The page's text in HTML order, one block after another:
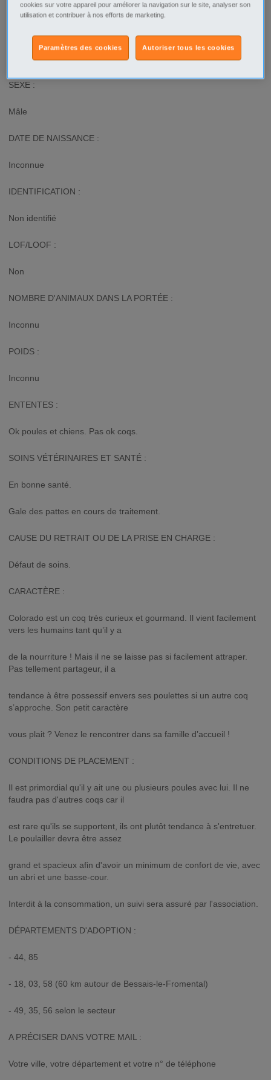
La Chapelle Basse Mer - 44450
Description
SEXE :
Mâle
DATE DE NAISSANCE :
Inconnue
IDENTIFICATION :
Non identifié
LOF/LOOF :
Non
NOMBRE D'ANIMAUX DANS LA PORTÉE :
Inconnu
POIDS :
Inconnu
ENTENTES :
Ok poules et chiens. Pas ok coqs.
SOINS VÉTÉRINAIRES ET SANTÉ :
En bonne santé.
Gale des pattes en cours de traitement.
CAUSE DU RETRAIT OU DE LA PRISE EN CHARGE :
Défaut de soins.
CARACTÈRE :
Colorado est un coq très curieux et gourmand. Il vient facilement
vers les humains tant qu’il y a
de la nourriture ! Mais il ne se laisse pas si facilement attraper.
Pas tellement partageur, il a
tendance à être possessif envers ses poulettes si un autre coq
s’approche. Son petit caractère
vous plait ? Venez le rencontrer dans sa famille d’accueil !
CONDITIONS DE PLACEMENT :
Il est primordial qu'il y ait une ou plusieurs poules avec lui. Il ne
faudra pas d'autres coqs car il
est rare qu'ils se supportent, ils ont plutôt tendance à s'entretuer.
Le poulailler devra être assez
grand et spacieux afin d'avoir un minimum de confort de vie, avec
un abri et une basse-cour.
Interdit à la consommation, un suivi sera assuré par l'association.
DÉPARTEMENTS D'ADOPTION :
- 44, 85
- 18, 03, 58 (60 km autour de Bessais-le-Fromental)
- 49, 35, 56 selon le secteur
A PRÉCISER DANS VOTRE MAIL :
Votre ville, votre département et votre n° de téléphone
cookies sur votre appareil pour améliorer la navigation sur le site, analyser son
utilisation et contribuer à nos efforts de marketing.
Autoriser tous les cookies
Paramètres des cookies